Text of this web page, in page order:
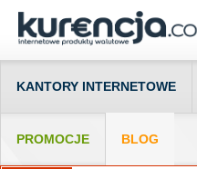
KANTORY INTERNETOWE
PROMOCJE BLOG